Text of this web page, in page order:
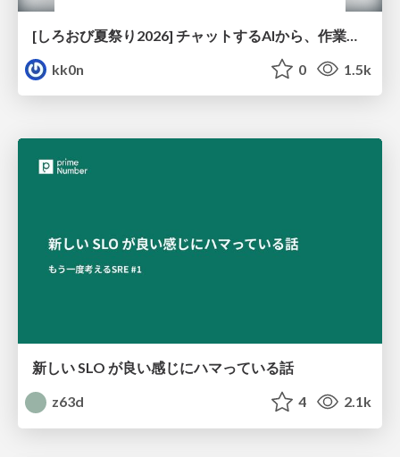
kk0n
0 1.5k
新しい SLO が良い感じにハマっている話
z63d
4 2.1k